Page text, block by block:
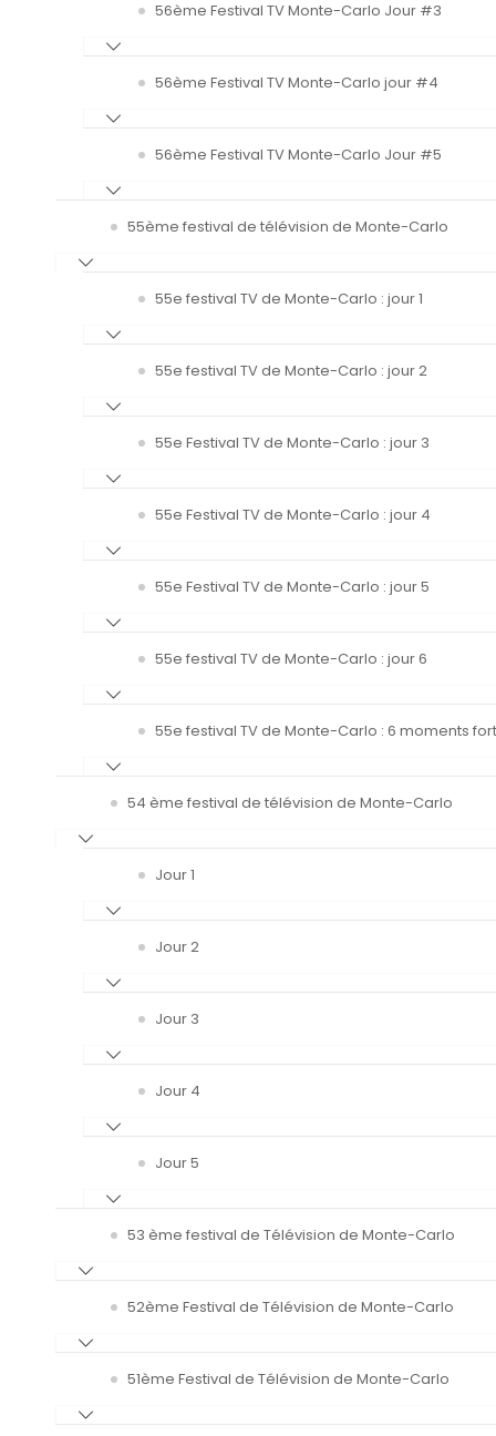
56ème Festival TV Monte-Carlo Jour #3
56ème Festival TV Monte-Carlo jour #4
56ème Festival TV Monte-Carlo Jour #5
55ème festival de télévision de Monte-Carlo
55e festival TV de Monte-Carlo : jour 1
55e festival TV de Monte-Carlo : jour 2
55e Festival TV de Monte-Carlo : jour 3
55e Festival TV de Monte-Carlo : jour 4
55e Festival TV de Monte-Carlo : jour 5
55e festival TV de Monte-Carlo : jour 6
55e festival TV de Monte-Carlo : 6 moments
54 ème festival de télévision de Monte-Carlo
Jour 1
Jour 2
Jour 3
Jour 4
Jour 5
53 ème festival de Télévision de Monte-Carlo
52ème Festival de Télévision de Monte-Carlo
51ème Festival de Télévision de Monte-Carlo